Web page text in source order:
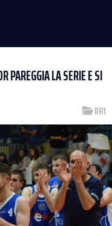
PAREGGIA LA SERIE E SI
DR1